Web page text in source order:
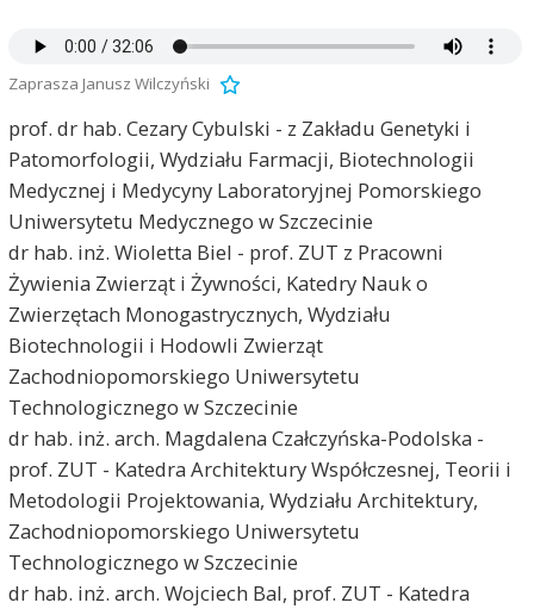
Zaprasza Janusz Wilczyński
prof. dr hab. Cezary Cybulski - z Zakładu Genetyki i
Patomorfologii, Wydziału Farmacji, Biotechnologii
Medycznej i Medycyny Laboratoryjnej Pomorskiego
Uniwersytetu Medycznego w Szczecinie
dr hab. inż. Wioletta Biel - prof. ZUT z Pracowni
Żywienia Zwierząt i Żywności, Katedry Nauk o
Zwierzętach Monogastrycznych, Wydziału
Biotechnologii i Hodowli Zwierząt
Zachodniopomorskiego Uniwersytetu
Technologicznego w Szczecinie
dr hab. inż. arch. Magdalena Czałczyńska-Podolska -
prof. ZUT - Katedra Architektury Współczesnej, Teorii i
Metodologii Projektowania, Wydziału Architektury,
Zachodniopomorskiego Uniwersytetu
Technologicznego w Szczecinie
dr hab. inż. arch. Wojciech Bal, prof. ZUT - Katedra